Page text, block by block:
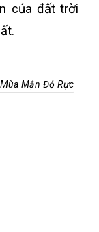
của đất trời
Mận Đỏ Rực